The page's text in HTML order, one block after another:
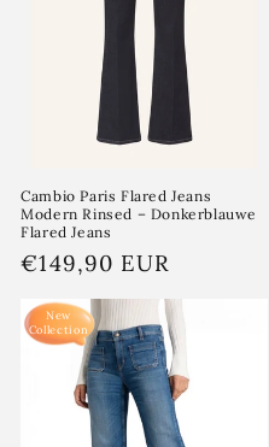
Cambio Paris Flared Jeans
Modern Rinsed – Donkerblauwe
Flared Jeans
Normale
€149,90 EUR
New
Collection